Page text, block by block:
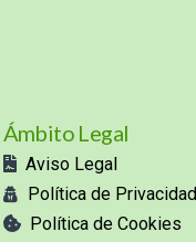
Ámbito Legal
Aviso Legal
Política de Privacidad
Política de Cookies